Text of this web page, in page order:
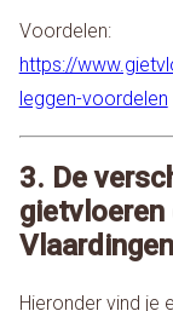
Voordelen:
https://
leggen-voordelen
3. De
gietvloeren
Vlaardingen
Hieronder vind je